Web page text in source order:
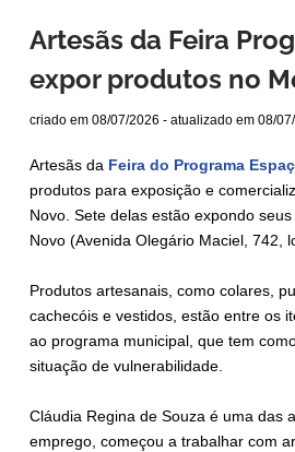
Artesãs da Feira
expor produtos no
criado em 08/07/2026 - atualizado em 08/
Artesãs da Feira do Programa
produtos para exposição e
Novo. Sete delas estão expondo
Novo (Avenida Olegário Maciel, 742,
Produtos artesanais, como colares,
cachecóis e vestidos, estão entre os
ao programa municipal, que tem
situação de vulnerabilidade.
Cláudia Regina de Souza é uma das
emprego, começou a trabalhar com